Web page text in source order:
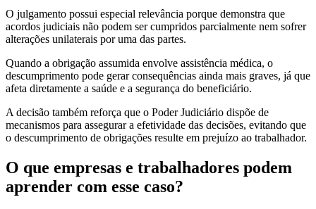
O julgamento possui especial relevância porque demonstra que
acordos judiciais não podem ser cumpridos parcialmente nem sofrer
alterações unilaterais por uma das partes.
Quando a obrigação assumida envolve assistência médica, o
descumprimento pode gerar consequências ainda mais graves, já que
afeta diretamente a saúde e a segurança do beneficiário.
A decisão também reforça que o Poder Judiciário dispõe de
mecanismos para assegurar a efetividade das decisões, evitando que
o descumprimento de obrigações resulte em prejuízo ao trabalhador.
O que empresas e trabalhadores podem
aprender com esse caso?